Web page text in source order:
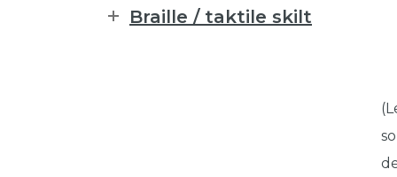
Braille / taktile skilt